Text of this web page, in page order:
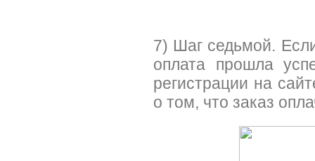
7) Шаг седьмой.
оплата прошла
регистрации на
о том, что заказ